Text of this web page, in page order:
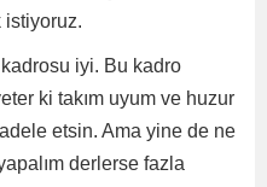
istiyoruz.
iyi. Bu kadro
ki takım uyum ve huzur
etsin. Ama yine de ne
derlerse fazla